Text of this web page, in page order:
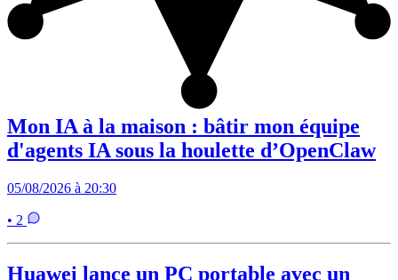
Mon IA à la maison : bâtir mon équipe
d'agents IA sous la houlette d’OpenClaw
05/08/2026 à 20:30
• 2
Huawei lance un PC portable avec un